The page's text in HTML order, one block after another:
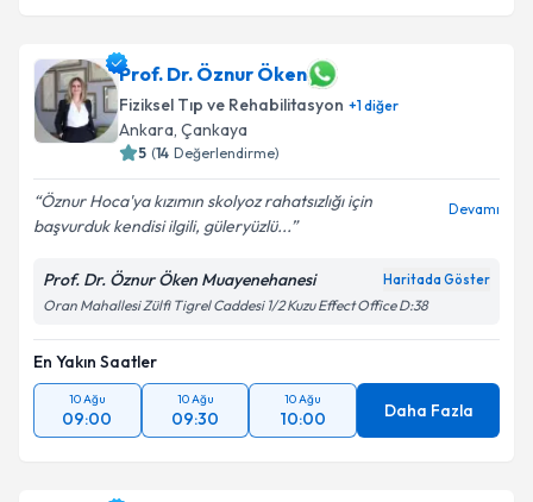
Prof. Dr. Öznur Öken
Fiziksel Tıp ve Rehabilitasyon +1diğer
Ankara, Çankaya
5 (14 Değerlendirme)
Öznur Hoca'ya kızımın skolyoz rahatsızlığı için
başvurduk kendisi ilgili, güleryüzlü...
Devamı
Prof. Dr. Öznur Öken Muayenehanesi Haritada Göster
Oran Mahallesi Zülfi Tigrel Caddesi 1/2 Kuzu Effect Office D:38
En Yakın Saatler
10 Ağu
09:00
10 Ağu
09:30
10 Ağu
10:00 Daha Fazla